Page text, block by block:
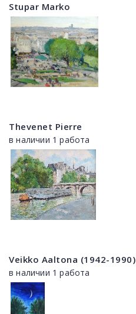
Stupar Marko
Thevenet Pierre
в наличии 1 работа
Veikko Aaltona (1942-1990)
в наличии 1 работа